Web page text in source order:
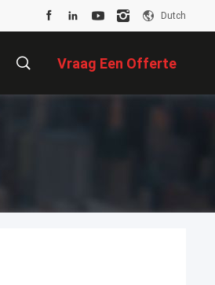
Dutch
Vraag Een Offerte